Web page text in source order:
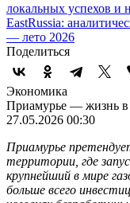
локальных успехов и
EastRussia:
— лето 2026
Поделиться
Экономика
Приамурье — жизнь в
27.05.2026 00:30
Приамурье
территории, где
крупнейший в мире
больше всего